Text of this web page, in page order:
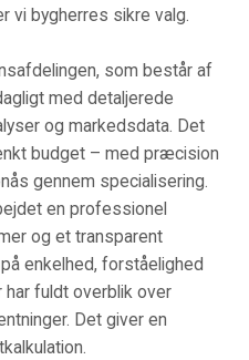
vi bygherres sikre valg.
som består af
med detaljerede
og markedsdata. Det
budget – med præcision
gennem specialisering.
en professionel
og et transparent
enkelhed, forståelighed
fuldt overblik over
Det giver en